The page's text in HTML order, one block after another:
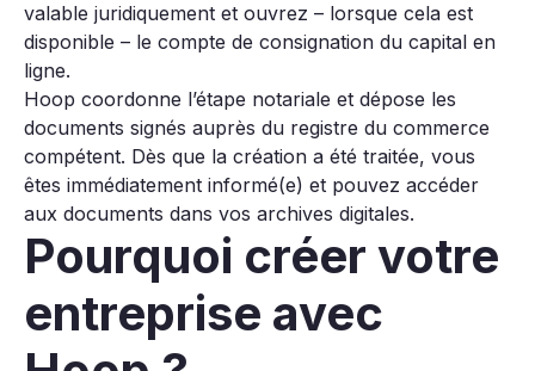
valable juridiquement et ouvrez – lorsque cela est
disponible – le compte de consignation du capital en
ligne.
Hoop coordonne l’étape notariale et dépose les
documents signés auprès du registre du commerce
compétent. Dès que la création a été traitée, vous
êtes immédiatement informé(e) et pouvez accéder
aux documents dans vos archives digitales.
Pourquoi créer votre
entreprise avec